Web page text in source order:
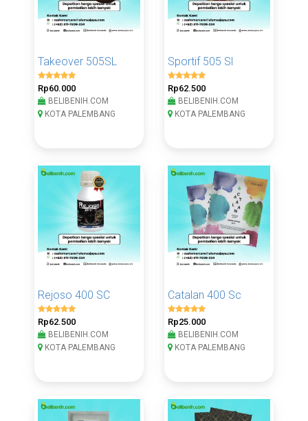
Takeover 505SL
Rp60.000
BELIBENIH.COM
KOTA PALEMBANG
Sportif 505 Sl
Rp62.500
BELIBENIH.COM
KOTA PALEMBANG
Rejoso 400 SC
Rp62.500
BELIBENIH.COM
KOTA PALEMBANG
Catalan 400 Sc
Rp25.000
BELIBENIH.COM
KOTA PALEMBANG